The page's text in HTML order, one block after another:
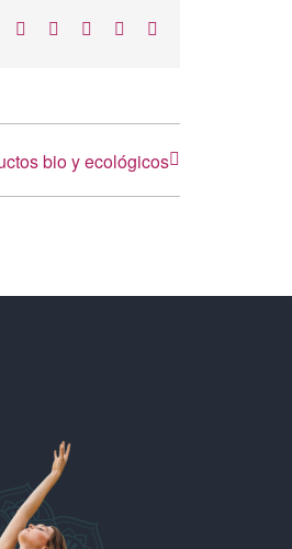
Facebook LinkedInWhatsAppTelegram
bio y ecológicos